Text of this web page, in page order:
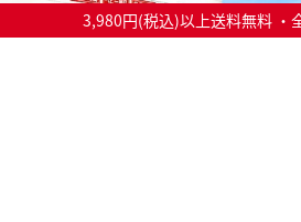
3,980円(税込)以上送料無料 ・